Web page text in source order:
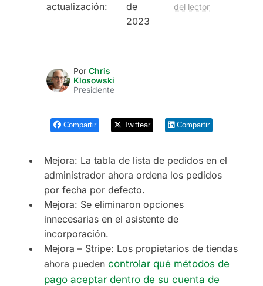
actualización:
de
2023
del lector
Por Chris
Klosowski
Presidente
Compartir Twittear Compartir
Mejora: La tabla de lista de pedidos en el
administrador ahora ordena los pedidos
por fecha por defecto.
Mejora: Se eliminaron opciones
innecesarias en el asistente de
incorporación.
Mejora – Stripe: Los propietarios de tiendas
ahora pueden controlar qué métodos de
pago aceptar dentro de su cuenta de